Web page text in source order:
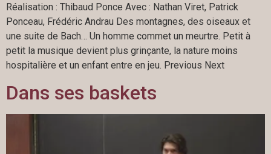
Réalisation : Thibaud Ponce Avec : Nathan Viret, Patrick
Ponceau, Frédéric Andrau Des montagnes, des oiseaux et
une suite de Bach… Un homme commet un meurtre. Petit à
petit la musique devient plus grinçante, la nature moins
hospitalière et un enfant entre en jeu. Previous Next
Dans ses baskets